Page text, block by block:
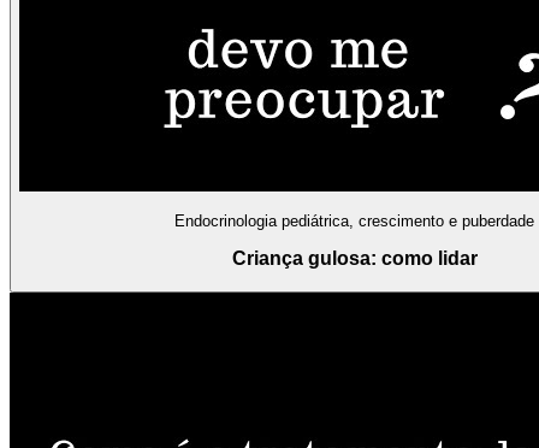
Endocrinologia pediátrica, crescimento e puberdade
Criança gulosa: como lidar